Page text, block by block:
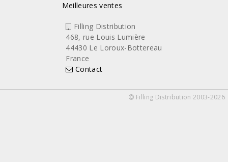
Meilleures ventes
Filling Distribution
468, rue Louis Lumière
44430 Le Loroux-Bottereau
France
Contact
Filling Distribution 2003-2026